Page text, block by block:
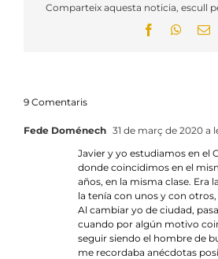
Comparteix aquesta noticia, escull
Facebook
9 Comentaris
Fede Doménech 31 de març de 2020 a
Javier y yo estudiamos en el
donde coincidimos en el
años, en la misma clase. Era
la tenía con unos y con
Al cambiar yo de ciudad,
cuando por algún motivo
seguir siendo el hombre de
me recordaba anécdotas